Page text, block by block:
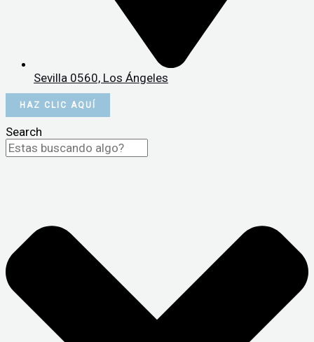
Sevilla 0560, Los Ángeles
HAZ CLIC AQUÍ
Search